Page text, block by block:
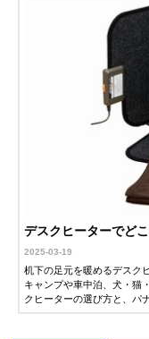
デスクヒーターでど
2025-03-19
机下の足元を暖めるデスク
キャンプや車中泊、犬・猫
クヒーターの選び方と、パ